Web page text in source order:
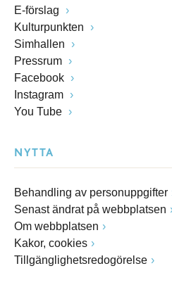
E-förslag
Kulturpunkten
Simhallen
Pressrum
Facebook
Instagram
You Tube
NYTTA
Behandling av personuppgifter
Senast ändrat på webbplatsen
Om webbplatsen
Kakor, cookies
Tillgänglighetsredogörelse